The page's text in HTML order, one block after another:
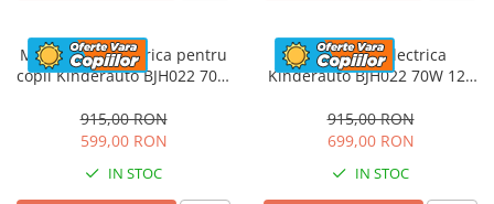
Motocicleta electrica pentru
copii Kinderauto BJH022 70W
915,00 RON
599,00 RON
IN STOC
Motocicleta electrica
Kinderauto BJH022 70W 12V
culoare Rosie
915,00 RON
699,00 RON
IN STOC